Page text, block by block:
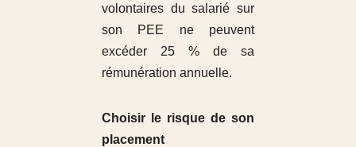
volontaires du salarié sur
son PEE ne peuvent
excéder 25 % de sa
rémunération annuelle.
Choisir le risque de son
placement